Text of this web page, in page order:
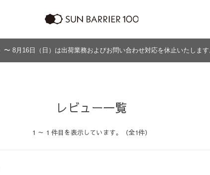
〜 8月16日（日）は出荷業務およびお問い合わせ対応を休止いたしま
レビュー一覧
1 ～ 1 件目を表示しています。（全1件）